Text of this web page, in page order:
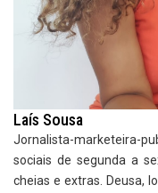
Laís Sousa
Jornalista-marketeira-
sociais de segunda a
cheias e extras. Deusa,